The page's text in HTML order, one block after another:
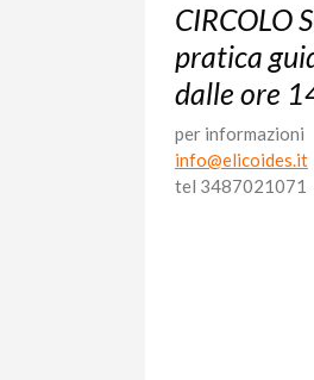
CIRCOLO
pratica
dalle ore
per informazioni
info@elicoides.it
tel 3487021071